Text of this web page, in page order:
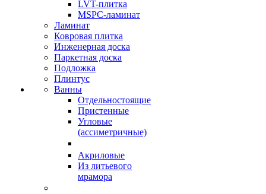
LVT-плитка
MSPC-ламинат
Ламинат
Ковровая плитка
Инженерная доска
Паркетная доска
Подложка
Плинтус
Ванны
Отдельностоящие
Пристенные
Угловые
(ассиметричные)
Акриловые
Из литьевого
мрамора